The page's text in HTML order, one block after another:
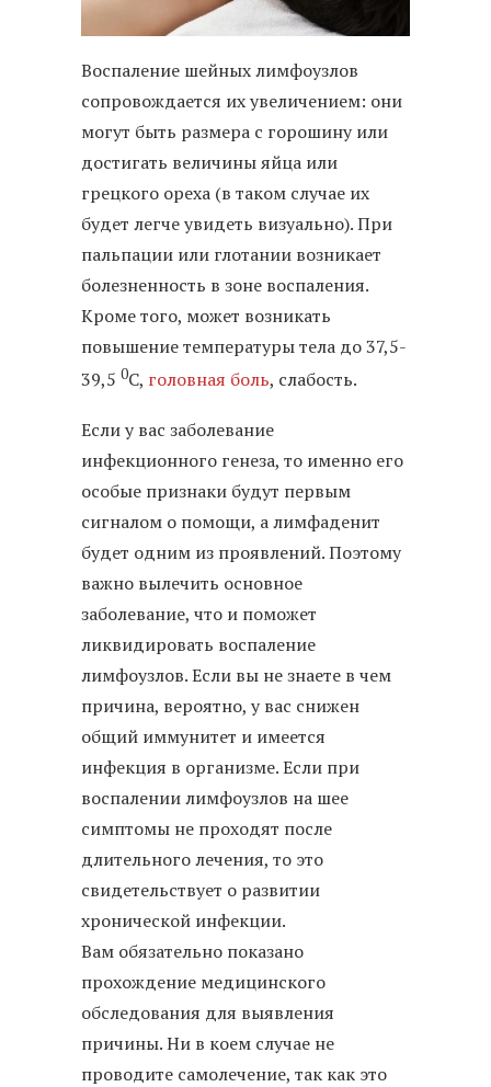
Воспаление шейных лимфоузлов
сопровождается их увеличением: они
могут быть размера с горошину или
достигать величины яйца или
грецкого ореха (в таком случае их
будет легче увидеть визуально). При
пальпации или глотании возникает
болезненность в зоне воспаления.
Кроме того, может возникать
повышение температуры тела до 37,5-
39,5 0С, головная боль, слабость.
Если у вас заболевание
инфекционного генеза, то именно его
особые признаки будут первым
сигналом о помощи, а лимфаденит
будет одним из проявлений. Поэтому
важно вылечить основное
заболевание, что и поможет
ликвидировать воспаление
лимфоузлов. Если вы не знаете в чем
причина, вероятно, у вас снижен
общий иммунитет и имеется
инфекция в организме. Если при
воспалении лимфоузлов на шее
симптомы не проходят после
длительного лечения, то это
свидетельствует о развитии
хронической инфекции.
Вам обязательно показано
прохождение медицинского
обследования для выявления
причины. Ни в коем случае не
проводите самолечение, так как это